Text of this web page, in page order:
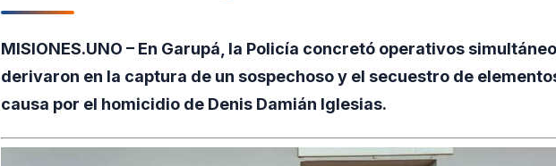
MISIONES.UNO – En Garupá, la Policía concretó operativos
derivaron en la captura de un sospechoso y el secuestro de
causa por el homicidio de Denis Damián Iglesias.